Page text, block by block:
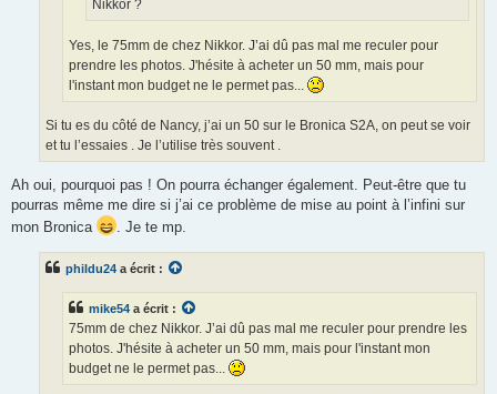
Nikkor ?
Yes, le 75mm de chez Nikkor. J’ai dû pas mal me reculer pour
prendre les photos. J'hésite à acheter un 50 mm, mais pour
l'instant mon budget ne le permet pas...
Si tu es du côté de Nancy, j’ai un 50 sur le Bronica S2A, on peut se voir
et tu l’essaies . Je l’utilise très souvent .
Ah oui, pourquoi pas ! On pourra échanger également. Peut-être que tu
pourras même me dire si j’ai ce problème de mise au point à l’infini sur
mon Bronica
. Je te mp.
phildu24 a écrit :
mike54 a écrit :
75mm de chez Nikkor. J’ai dû pas mal me reculer pour prendre les
photos. J'hésite à acheter un 50 mm, mais pour l'instant mon
budget ne le permet pas...